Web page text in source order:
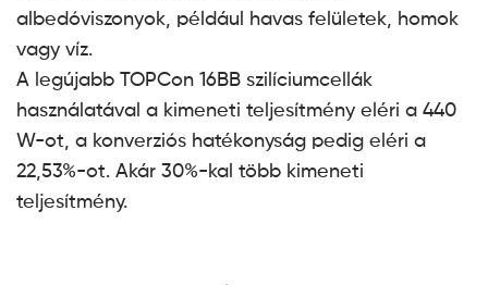
albedóviszonyok, például havas felületek, homok
vagy víz.
A legújabb TOPCon 16BB szilíciumcellák
használatával a kimeneti teljesítmény eléri a 440
W-ot, a konverziós hatékonyság pedig eléri a
22,53%-ot. Akár 30%-kal több kimeneti
teljesítmény.